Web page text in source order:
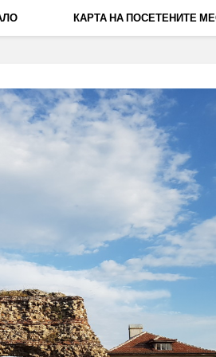
КАРТА НА ПОСЕТЕНИТЕ